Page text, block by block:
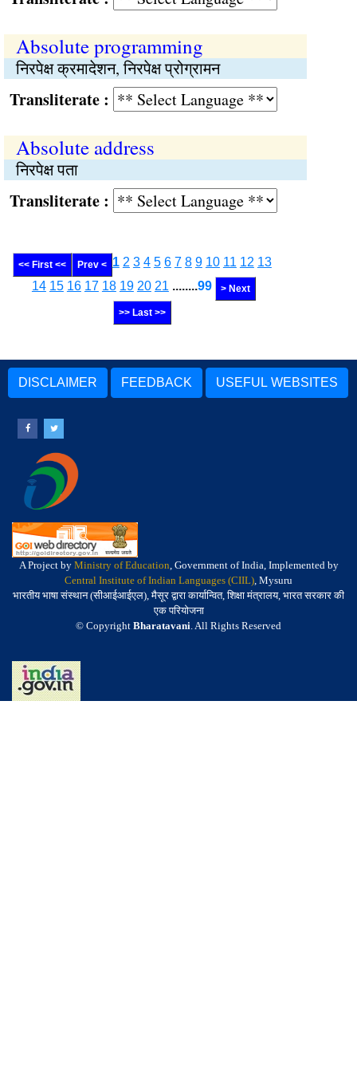
Absolute programming
निरपेक्ष क्रमादेशन, निरपेक्ष प्रोग्रामन
:
Absolute address
निरपेक्ष पता
:
<< First << Prev < 1 2 3 4 5 6 7 8 9 10 11 12 13
14 15 16 17 18 19 20 21 ........99 > Next
>> Last >>
DISCLAIMER FEEDBACK USEFUL WEBSITES
A Project by Ministry of Education, Government of India, Implemented by
Central Institute of Indian Languages (CIIL), Mysuru
भारतीय भाषा संस्थान (सीआईआईएल), मैसूर द्वारा कार्यान्वित, शिक्षा मंत्रालय, भारत सरकार की
एक परियोजना
© Copyright Bharatavani. All Rights Reserved